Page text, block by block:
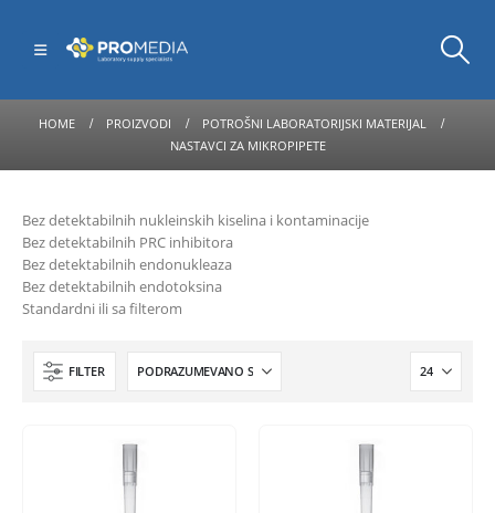
HOME PROIZVODI
POTROŠNI LABORATORIJSKI MATERIJAL
NASTAVCI ZA MIKROPIPETE
Bez detektabilnih nukleinskih kiselina i kontaminacije
Bez detektabilnih PRC inhibitora
Bez detektabilnih endonukleaza
Bez detektabilnih endotoksina
Standardni ili sa filterom
FILTER